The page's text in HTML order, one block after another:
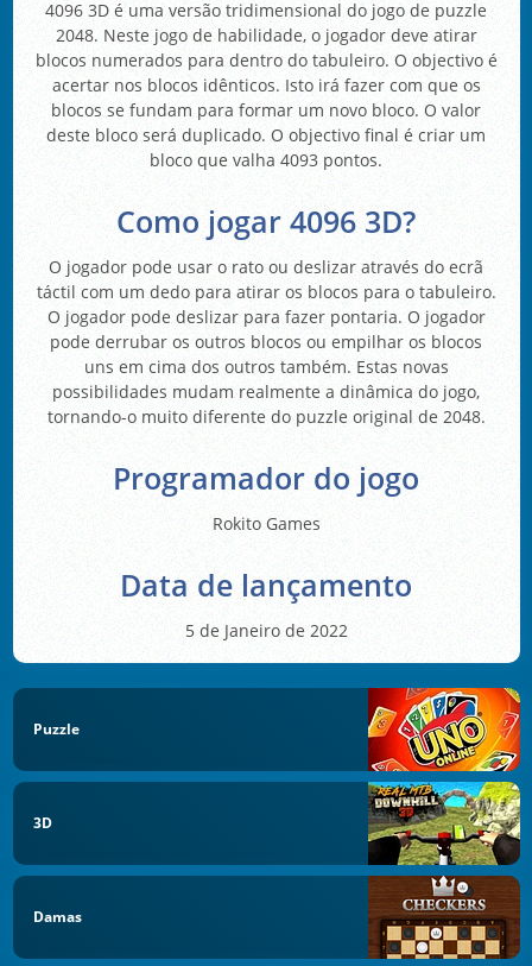
4096 3D é uma versão tridimensional do jogo de puzzle
2048. Neste jogo de habilidade, o jogador deve atirar
blocos numerados para dentro do tabuleiro. O objectivo é
acertar nos blocos idênticos. Isto irá fazer com que os
blocos se fundam para formar um novo bloco. O valor
deste bloco será duplicado. O objectivo final é criar um
bloco que valha 4093 pontos.
Como jogar 4096 3D?
O jogador pode usar o rato ou deslizar através do ecrã
táctil com um dedo para atirar os blocos para o tabuleiro.
O jogador pode deslizar para fazer pontaria. O jogador
pode derrubar os outros blocos ou empilhar os blocos
uns em cima dos outros também. Estas novas
possibilidades mudam realmente a dinâmica do jogo,
tornando-o muito diferente do puzzle original de 2048.
Programador do jogo
Rokito Games
Data de lançamento
5 de Janeiro de 2022
Puzzle
3D
Damas